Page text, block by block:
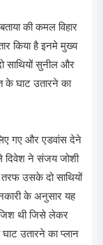
की कमल विहार
किया है इनमे मुख्य
साथियों सुनील और
के घाट उतारने का
गए और एडवांस देने
दिवेश ने संजय जोशी
तरफ उसके दो साथियों
के अनुसार यह
थी जिसे लेकर
उतारने का प्लान